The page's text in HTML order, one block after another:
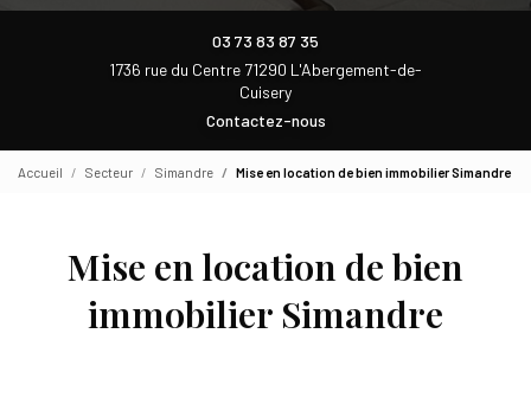
03 73 83 87 35
1736 rue du Centre 71290 L'Abergement-de-
Cuisery
Contactez-nous
Accueil Secteur Simandre Mise en location de bien immobilier Simandre
Mise en location de bien
immobilier Simandre